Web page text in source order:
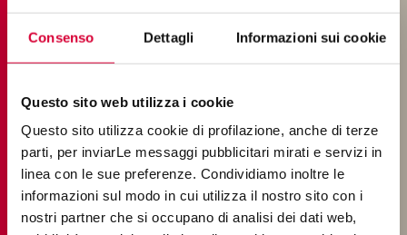
Consenso Dettagli Informazioni sui cookie
Questo sito web utilizza i cookie
Questo sito utilizza cookie di profilazione, anche di terze
parti, per inviarLe messaggi pubblicitari mirati e servizi in
linea con le sue preferenze. Condividiamo inoltre le
informazioni sul modo in cui utilizza il nostro sito con i
nostri partner che si occupano di analisi dei dati web,
Ground, single size
SUITABLE FOR INSPECTION
For raised or wet-installed floors